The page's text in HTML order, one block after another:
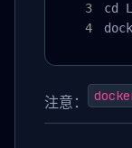
cd
注意：